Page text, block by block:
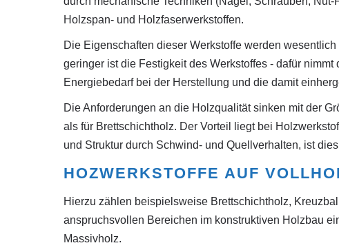
Holzspan- und Holzfaserwerkstoffen.
Die Eigenschaften dieser Werkstoffe werden
geringer ist die Festigkeit des Werkstoffes - dafür
Energiebedarf bei der Herstellung und die damit
Die Anforderungen an die Holzqualität sinken mit der
als für Brettschichtholz. Der Vorteil liegt bei
und Struktur durch Schwind- und Quellverhalten, ist
HOZWERKSTOFFE AUF
Hierzu zählen beispielsweise Brettschichtholz,
anspruchsvollen Bereichen im konstruktiven Holzbau
Massivholz.